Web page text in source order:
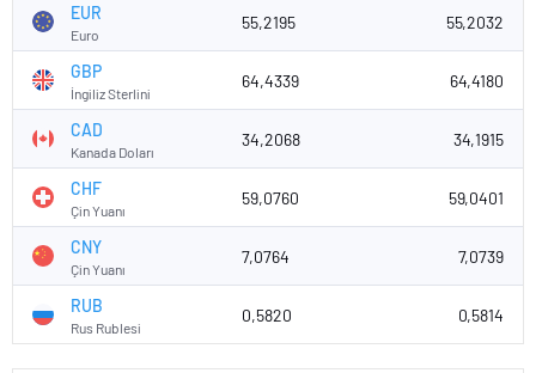
EUR
Euro
55,2195 55,2032
GBP
İngiliz Sterlini
64,4339 64,4180
CAD
Kanada Doları
34,2068 34,1915
CHF
Çin Yuanı
59,0760 59,0401
CNY
Çin Yuanı
7,0764 7,0739
RUB
Rus Rublesi
0,5820 0,5814